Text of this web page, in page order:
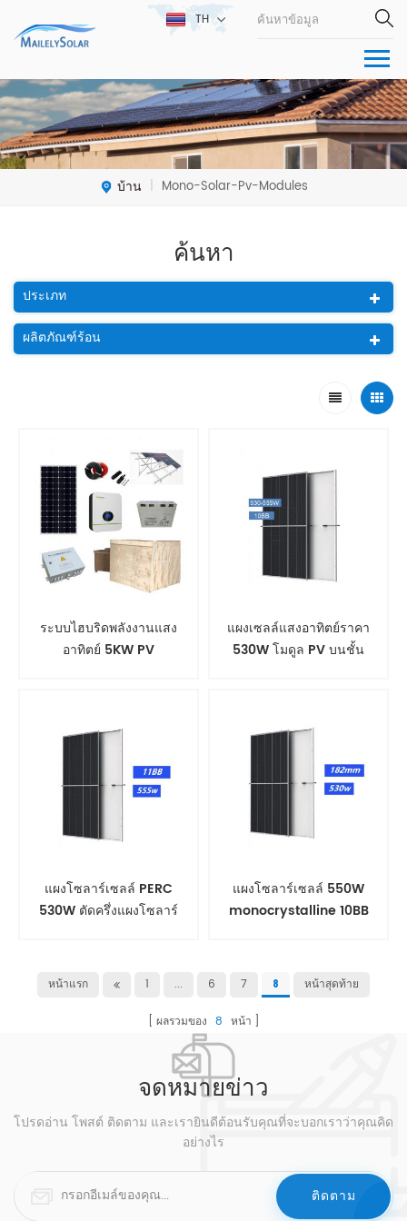
TH
บ้าน | Mono-Solar-Pv-Modules
ค้นหา
ประเภท
ผลิตภัณฑ์ร้อน
ระบบไฮบริดพลังงานแสง
อาทิตย์ 5KW PV
แผงเซลล์แสงอาทิตย์ราคา
530W โมดูล PV บนชั้น
แผงโซลาร์เซลล์ PERC
530W ตัดครึ่งแผงโซลาร์
แผงโซลาร์เซลล์ 550W
monocrystalline 10BB
หน้าแรก 1 ... 6 7 8 หน้าสุดท้าย
ผลรวมของ 8 หน้า
จดหมายข่าว
โปรดอ่าน โพสต์ ติดตาม และเรายินดีต้อนรับคุณที่จะบอกเราว่าคุณคิด
อย่างไร